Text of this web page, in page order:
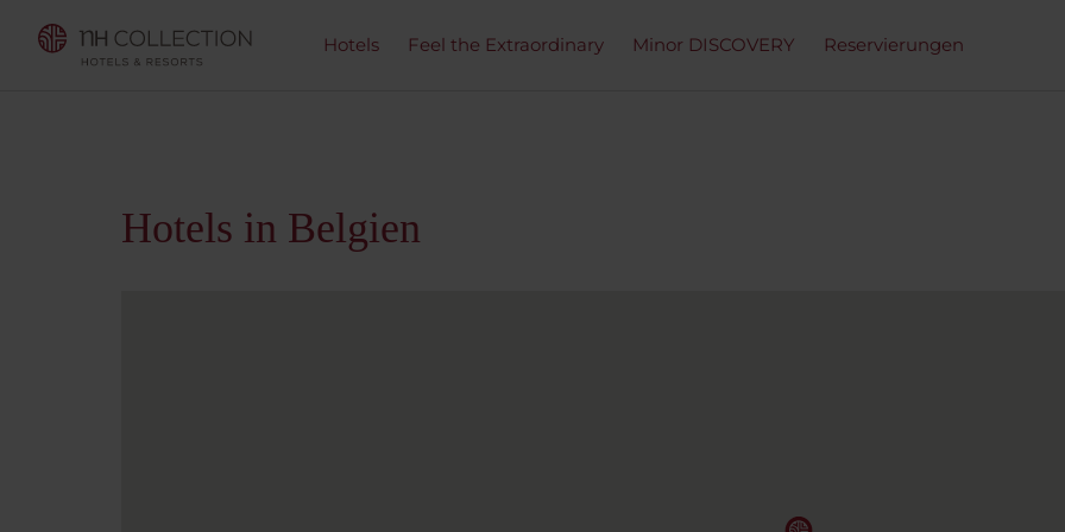
Hotels Feel the Extraordinary Minor DISCOVERY Reservierungen
Hotels in Belgien